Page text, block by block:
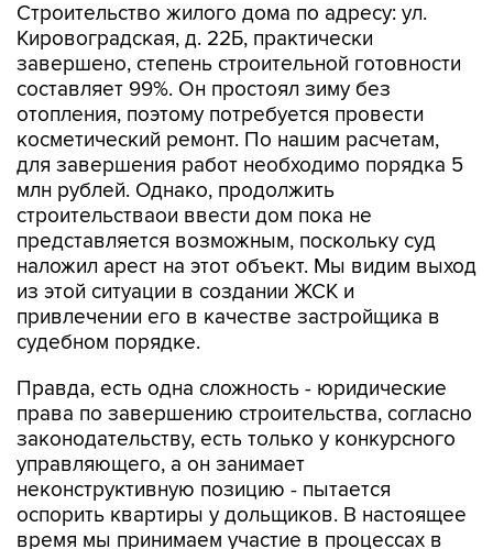
Строительство жилого дома по адресу: ул.
Кировоградская, д. 22Б, практически
завершено, степень строительной готовности
составляет 99%. Он простоял зиму без
отопления, поэтому потребуется провести
косметический ремонт. По нашим расчетам,
для завершения работ необходимо порядка 5
млн рублей. Однако, продолжить
строительстваои ввести дом пока не
представляется возможным, поскольку суд
наложил арест на этот объект. Мы видим выход
из этой ситуации в создании ЖСК и
привлечении его в качестве застройщика в
судебном порядке.
Правда, есть одна сложность - юридические
права по завершению строительства, согласно
законодательству, есть только у конкурсного
управляющего, а он занимает
неконструктивную позицию - пытается
оспорить квартиры у дольщиков. В настоящее
время мы принимаем участие в процессах в